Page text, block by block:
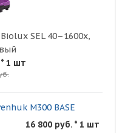
SEL 40–1600x,
* 1 шт
M300 BASE
16 800 руб. * 1 шт